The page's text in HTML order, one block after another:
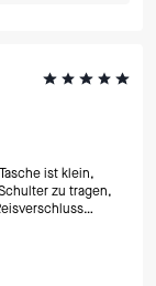
ist klein,
zu tragen,